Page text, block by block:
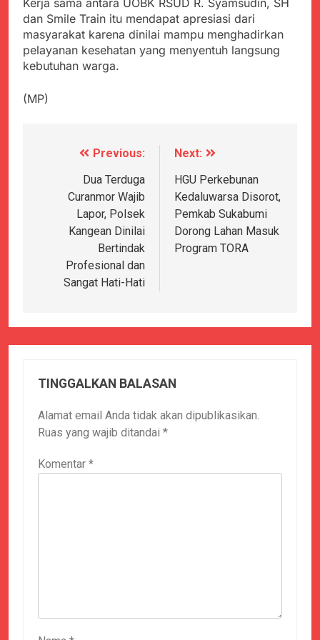
Cegah Stunting
Berangkatkan Empat
Korban Kebakaran KMP
Mutiara Sentosa 2 ke
Posko Pusat Tg. Perak
SMA Negeri Nyalindung
Sukabumi Diduga
Lakukan Pungutan
melalui Komite Sekolah,
Agustus 4, 2026
Desa Sukakersa
Korban Tenggelam di
Perairan Giligenting
Ditemukan, Polisi
Pastikan Penanganan
Berjalan Sesuai
Prosedur
Agustus 3, 2026
Kapolresta Sumenep
Sambut Kedatangan
Korban Evakuasi KM
Mutiara Sentosa 2 di
Agustus 3, 2026
Kerja sama antara UOBK RSUD R. Syamsudin, SH
dan Smile Train itu mendapat apresiasi dari
masyarakat karena dinilai mampu menghadirkan
pelayanan kesehatan yang menyentuh langsung
kebutuhan warga.
(MP)
NavigasiPrevious:
Dua Terduga
Curanmor Wajib
Lapor, Polsek
Kangean Dinilai
Bertindak
Profesional dan
Sangat Hati-Hati
Next:
HGU Perkebunan
Kedaluwarsa Disorot,
Pemkab Sukabumi
Dorong Lahan Masuk
Program TORA
TINGGALKAN BALASAN
Alamat email Anda tidak akan dipublikasikan.
Ruas yang wajib ditandai *
Komentar *